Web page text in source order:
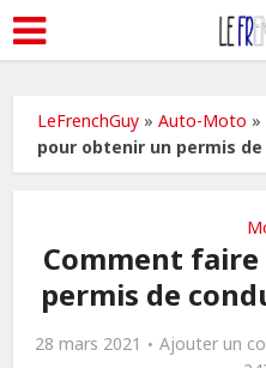
LeFrenchGuy »Auto-Moto »
pour obtenir un permis
Comment
permis de
28 mars 2021 Ajouter un